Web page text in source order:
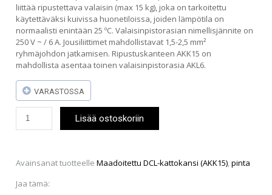
liittää ripustettava valaisin (max 15 kg), joka on tarkoitettu
käytettäväksi kuivissa huonetiloissa, joiden lämpötila on
normaalisti enintään 25 ºC. Valaisinpistorasian nimellisjännite on
250 V ~ / 6 A. Jousiliittimet mahdollistavat 1,5-2,5 mm²
ryhmäjohdon jatkamisen. Ripustuskanteen AKK15 on
mahdollista asentaa toinen valaisinpistorasia AKL6.
VARASTOSSA
DCL-
pinta
Lisää ostoskoriin
Avainsanat tuotteelleMaadoitettu DCL-kattokansi (AKK15),pinta
Jaa tämä: